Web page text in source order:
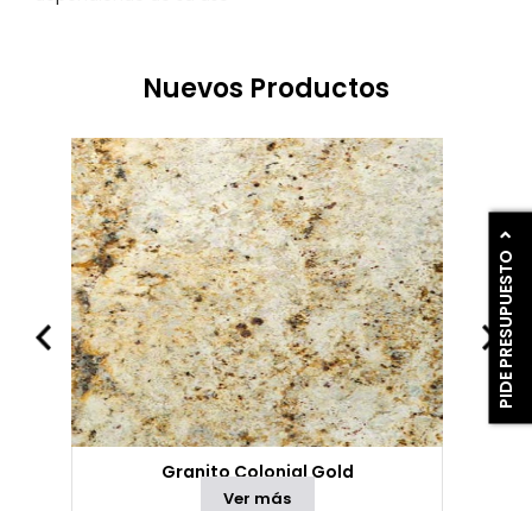
PIDE PRESUPUESTO
Nuevos Productos
Granito Colonial Gold
Ver más